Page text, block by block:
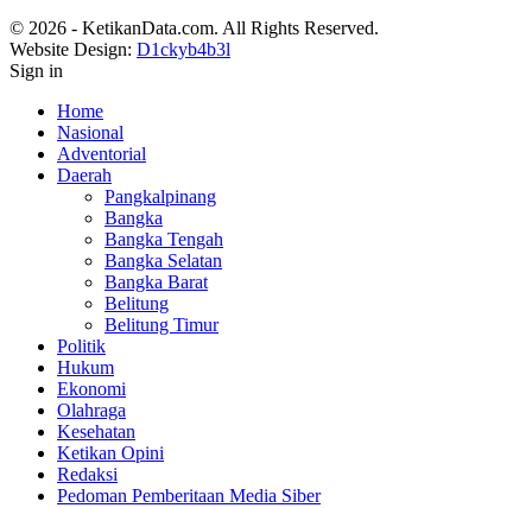
© 2026 - KetikanData.com. All Rights Reserved.
Website Design: D1ckyb4b3l
Sign in
Home
Nasional
Adventorial
Daerah
Pangkalpinang
Bangka
Bangka Tengah
Bangka Selatan
Bangka Barat
Belitung
Belitung Timur
Politik
Hukum
Ekonomi
Olahraga
Kesehatan
Ketikan Opini
Redaksi
Pedoman Pemberitaan Media Siber